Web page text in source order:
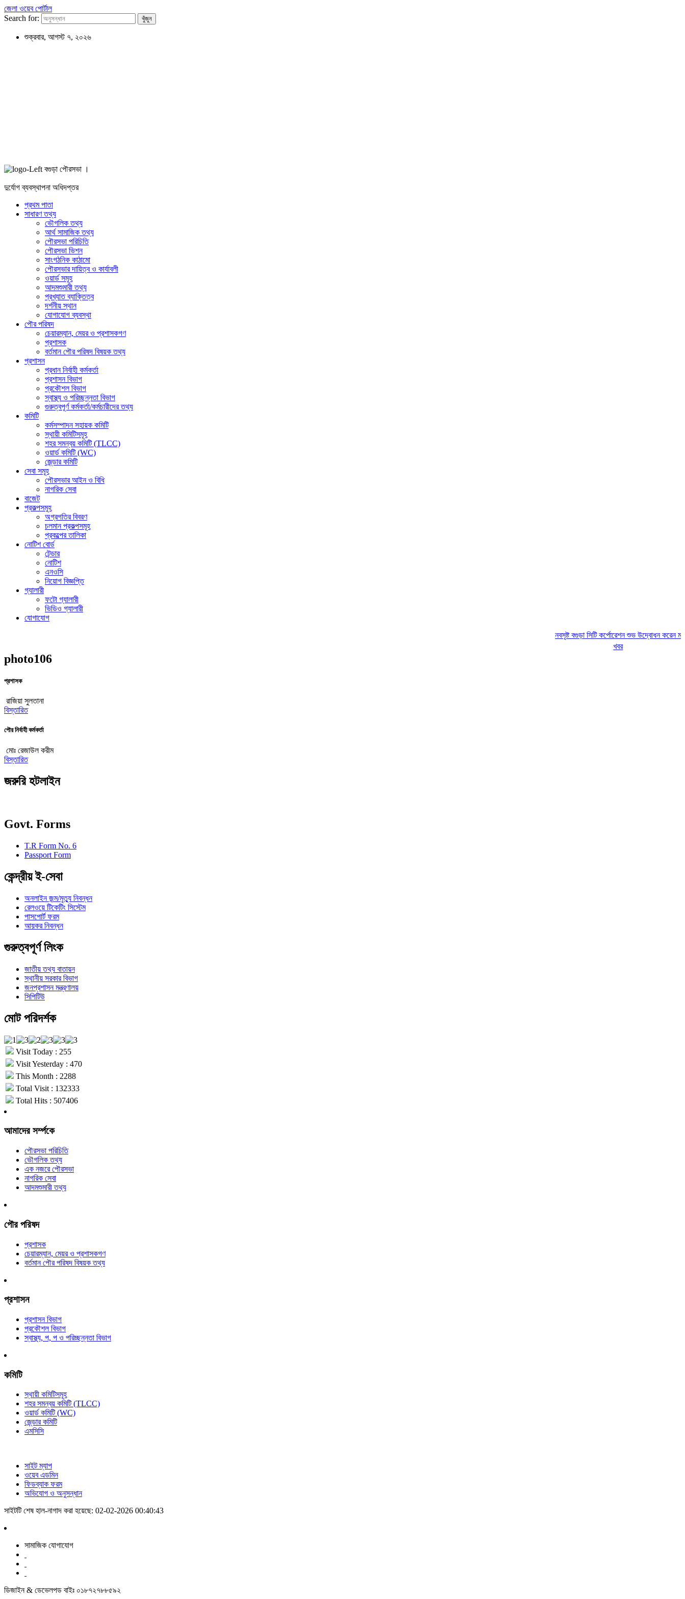
জেলা ওয়েব পোর্টাল
Search for:
শুক্রবার, আগস্ট ৭, ২০২৬
বগুড়া পৌরসভা ।
দুর্যোগ ব্যবস্থাপনা অধিদপ্তর
প্রথম পাতা
সাধারণ তথ্য
ভৌগলিক তথ্য
আর্থ সামাজিক তথ্য
পৌরসভা পরিচিতি
পৌরসভা ভিশন
সাংগঠনিক কাঠামো
পৌরসভার দায়িত্ব ও কার্যাবলী
ওয়ার্ড সমূহ
আদমশুমারী তথ্য
প্রখ্যাত ব্যাক্তিত্ব
দর্শনীয় স্থান
যোগাযোগ ব্যবস্থা
পৌর পরিষদ
চেয়ারম্যান, মেয়র ও প্রশাসকগণ
প্রশাসক
বর্তমান পৌর পরিষদ বিষয়ক তথ্য
প্রশাসন
প্রধান নির্বাহী কর্মকর্তা
প্রশাসন বিভাগ
প্রকৌশল বিভাগ
স্বাস্থ্য ও পরিচ্ছন্নতা ‍বিভাগ
গুরুত্বপূর্ণ কর্মকর্তা/কর্মচারীদের তথ্য
কমিটি
কর্মসম্পাদন সহায়ক কমিটি
স্থায়ী কমিটিসমূহ
শহর সমন্বয় কমিটি (TLCC)
ওয়ার্ড কমিটি (WC)
জে্ন্ডার কমিটি
সেবা সমূহ
পৌরসভার আইন ও বিধি
নাগরিক সেবা
বাজেট
প্রকল্পসমূহ
অগ্রগতির বিবরণ
চলমান প্রকল্পসমূহ
প্রকল্পের তালিকা
নোটিশ বোর্ড
টেন্ডার
নোটিশ
এনওসি
নিয়োগ বিজ্ঞপ্তি
গ্যালারী
ফটো গ্যালারী
ভিডিও গ্যালারী
যোগাযোগ
নবসৃষ্ট বগুড়া সিটি কর্পোরেশন শুভ উদ্বোধন করেন মাননীয়
খবর
photo106
প্রশাসক
রাজিয়া সুলতানা
বিস্তারিত
পৌর নির্বাহী কর্মকর্তা
মোঃ রেজাউল করীম
বিস্তারিত
জরুরি হটলাইন
Govt. Forms
T.R Form No. 6
Passport Form
কেন্দ্রীয় ই-সেবা
অনলাইন জন্ম/মৃত্যু নিবন্ধন
রেলওয়ে টিকেটিং সিস্টেম
পাসপোর্ট ফরম
আয়কর নিবন্ধন
গুরুত্বপূর্ণ লিংক
জাতীয় তথ্য বাতায়ন
স্থানীয় সরকার বিভাগ
জনপ্রশাসন মন্ত্রণালয়
সিপিটিউ
মোট পরিদর্শক
Visit Today : 255
Visit Yesterday : 470
This Month : 2288
Total Visit : 132333
Total Hits : 507406
আমাদের সর্ম্পকে
পৌরসভা পরিচিতি
ভৌগলিক তথ্য
এক নজরে পৌরসভা
নাগরিক সেবা
আদমশুমারী তথ্য
পৌর পরিষদ
প্রশাসক
চেয়ারম্যান, মেয়র ও প্রশাসকগণ
বর্তমান পৌর পরিষদ বিষয়ক তথ্য
প্রশাসন
প্রশাসন বিভাগ
প্রকৌশল বিভাগ
স্বাস্থ্য, প, প ও পরিচ্ছন্নতা ‍বিভাগ
কমিটি
স্থায়ী কমিটিসমূহ
শহর সমন্বয় কমিটি (TLCC)
ওয়ার্ড কমিটি (WC)
জে্ন্ডার কমিটি
এমসিসি
সাইট ম্যাপ
ওয়েব এডমিন
ফিডব্যাক ফরম
অভিযোগ ও অনুসন্ধান
সাইটটি শেষ হাল-নাগাদ করা হয়েছে: 02-02-2026 00:40:43
সামাজিক যোগাযোগ
ডিজাইন & ডেভেলপড বাইঃ ০১৮৭২৭৮৮৫৯২